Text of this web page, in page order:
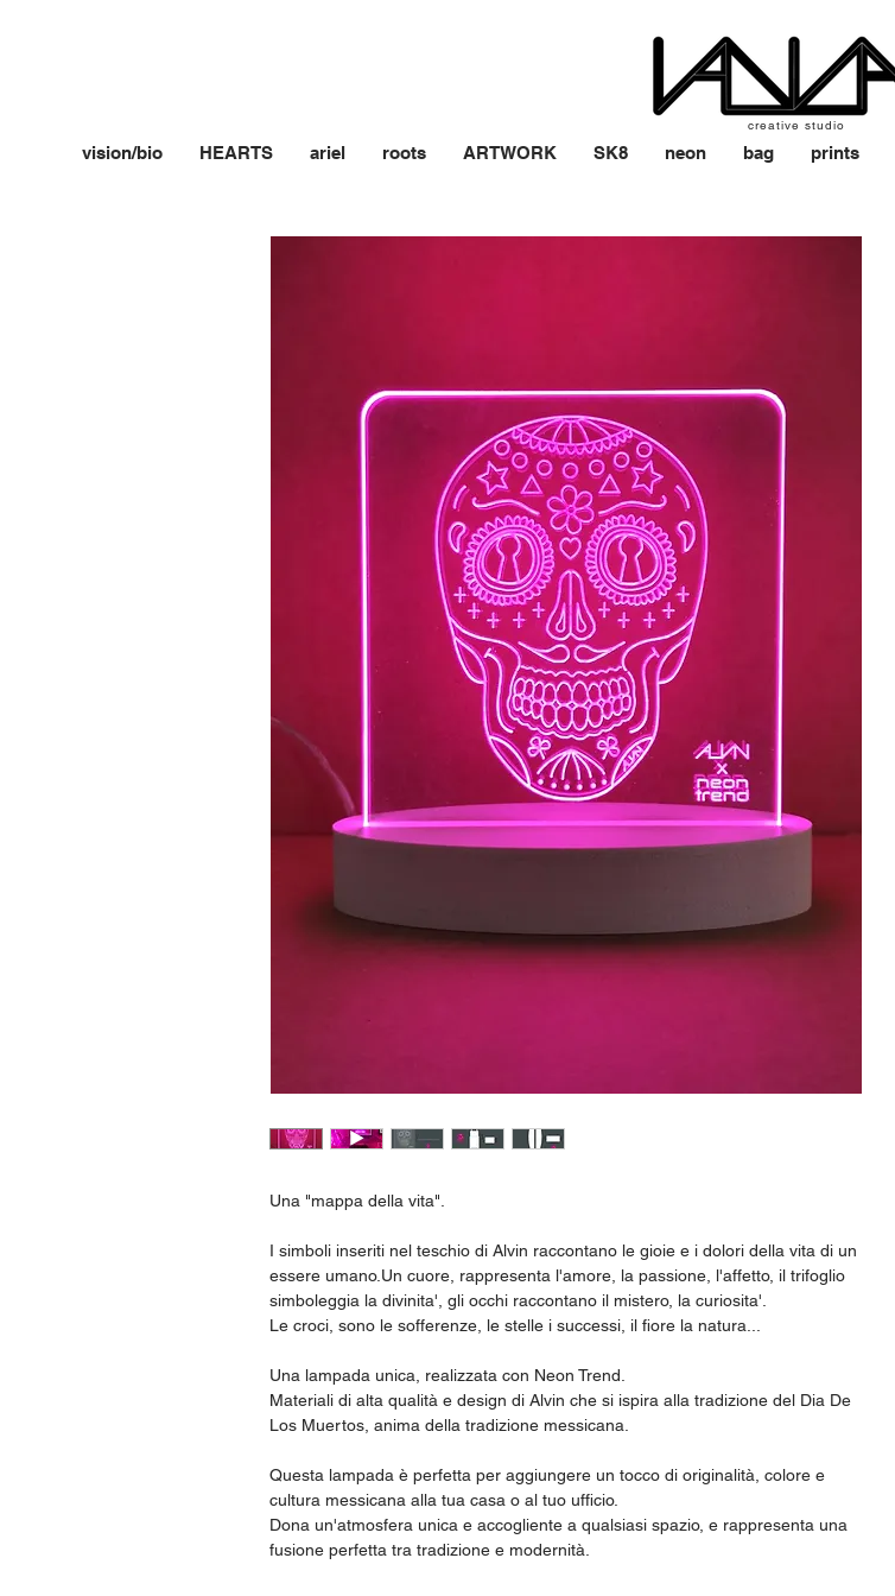
creative studio
vision/bio HEARTS ariel roots ARTWORK SK8 neon bag prints
Una "mappa della vita".
I simboli inseriti nel teschio di Alvin raccontano le gioie e i dolori della vita di un
essere umano.Un cuore, rappresenta l'amore, la passione, l'affetto, il trifoglio
simboleggia la divinita', gli occhi raccontano il mistero, la curiosita'.
Le croci, sono le sofferenze, le stelle i successi, il fiore la natura...
Una lampada unica, realizzata con Neon Trend.
Materiali di alta qualità e design di Alvin che si ispira alla tradizione del Dia De
Los Muertos, anima della tradizione messicana.
Questa lampada è perfetta per aggiungere un tocco di originalità, colore e
cultura messicana alla tua casa o al tuo ufficio.
Dona un'atmosfera unica e accogliente a qualsiasi spazio, e rappresenta una
fusione perfetta tra tradizione e modernità.